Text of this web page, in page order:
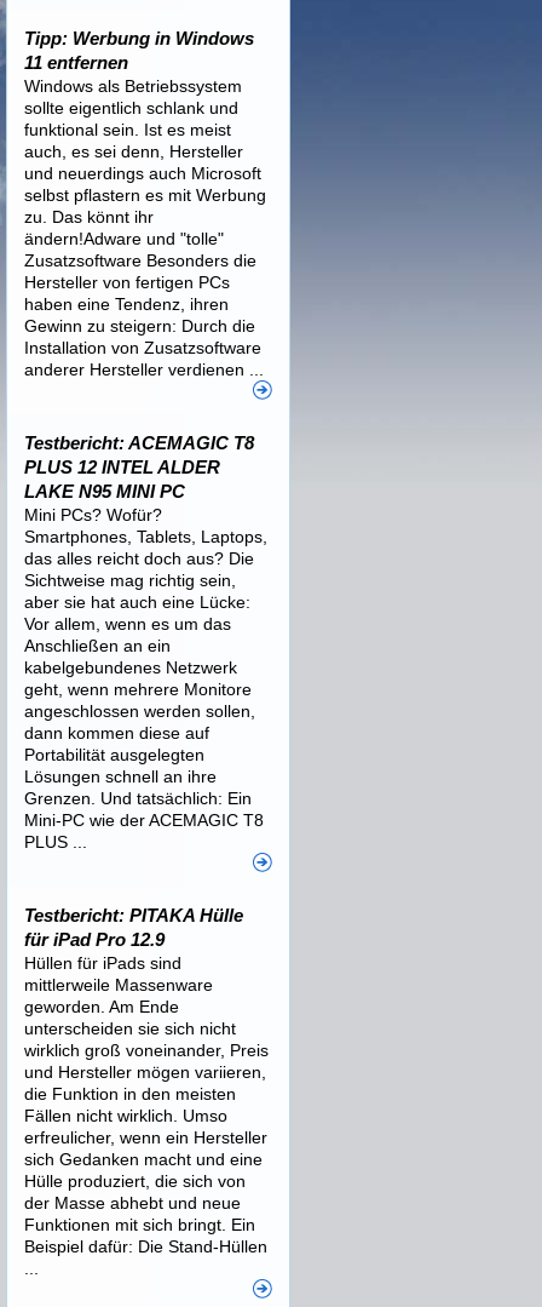
Tipp: Werbung in Windows
11 entfernen
Windows als Betriebssystem
sollte eigentlich schlank und
funktional sein. Ist es meist
auch, es sei denn, Hersteller
und neuerdings auch Microsoft
selbst pflastern es mit Werbung
zu. Das könnt ihr
ändern!Adware und "tolle"
Zusatzsoftware Besonders die
Hersteller von fertigen PCs
haben eine Tendenz, ihren
Gewinn zu steigern: Durch die
Installation von Zusatzsoftware
anderer Hersteller verdienen ...
Testbericht: ACEMAGIC T8
PLUS 12 INTEL ALDER
LAKE N95 MINI PC
Mini PCs? Wofür?
Smartphones, Tablets, Laptops,
das alles reicht doch aus? Die
Sichtweise mag richtig sein,
aber sie hat auch eine Lücke:
Vor allem, wenn es um das
Anschließen an ein
kabelgebundenes Netzwerk
geht, wenn mehrere Monitore
angeschlossen werden sollen,
dann kommen diese auf
Portabilität ausgelegten
Lösungen schnell an ihre
Grenzen. Und tatsächlich: Ein
Mini-PC wie der ACEMAGIC T8
PLUS ...
Testbericht: PITAKA Hülle
für iPad Pro 12.9
Hüllen für iPads sind
mittlerweile Massenware
geworden. Am Ende
unterscheiden sie sich nicht
wirklich groß voneinander, Preis
und Hersteller mögen variieren,
die Funktion in den meisten
Fällen nicht wirklich. Umso
erfreulicher, wenn ein Hersteller
sich Gedanken macht und eine
Hülle produziert, die sich von
der Masse abhebt und neue
Funktionen mit sich bringt. Ein
Beispiel dafür: Die Stand-Hüllen